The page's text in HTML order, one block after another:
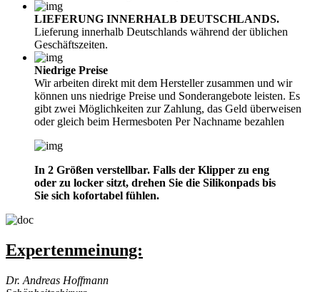
LIEFERUNG INNERHALB DEUTSCHLANDS.
Lieferung innerhalb Deutschlands während der üblichen
Geschäftszeiten.
Niedrige Preise
Wir arbeiten direkt mit dem Hersteller zusammen und wir
können uns niedrige Preise und Sonderangebote leisten. Es
gibt zwei Möglichkeiten zur Zahlung, das Geld überweisen
oder gleich beim Hermesboten Per Nachname bezahlen
In 2 Größen verstellbar. Falls der Klipper zu eng
oder zu locker sitzt, drehen Sie die Silikonpads bis
Sie sich kofortabel fühlen.
Expertenmeinung:
Dr. Andreas Hoffmann